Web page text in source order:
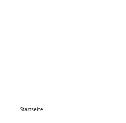
Startseite